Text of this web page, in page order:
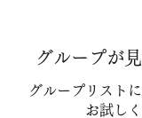
グループが
グループリスト
お試し